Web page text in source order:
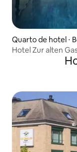
Quarto de hotel ⋅
Hotel Zur alten